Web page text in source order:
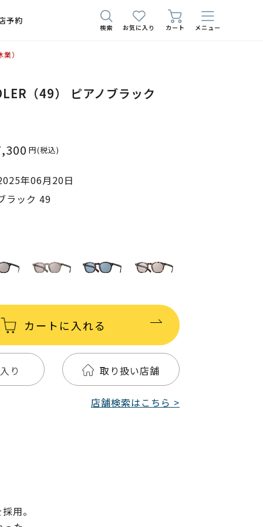
予約
検索 お気に入り カート メニュー
）
（49） ピアノブラック
円(税込)
年06月20日
ラック 49
カートに入れる
り 取り扱い店舗
店舗検索はこちら >
用。